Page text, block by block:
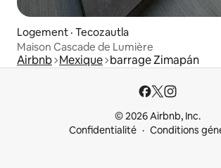
Logement · Tecozautla
Maison Cascade de Lumière
Airbnb Mexique barrage Zimapán
© 2026 Airbnb, Inc.
Confidentialité
Conditions